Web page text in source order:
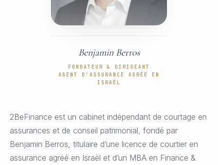
Benjamin Berros
FONDATEUR & DIRIGEANT
AGENT D'ASSURANCE AGRÉÉ EN
ISRAËL
2BeFinance est un cabinet indépendant de courtage en
assurances et de conseil patrimonial, fondé par
Benjamin Berros, titulaire d’une licence de courtier en
assurance agréé en Israël et d’un MBA en Finance &